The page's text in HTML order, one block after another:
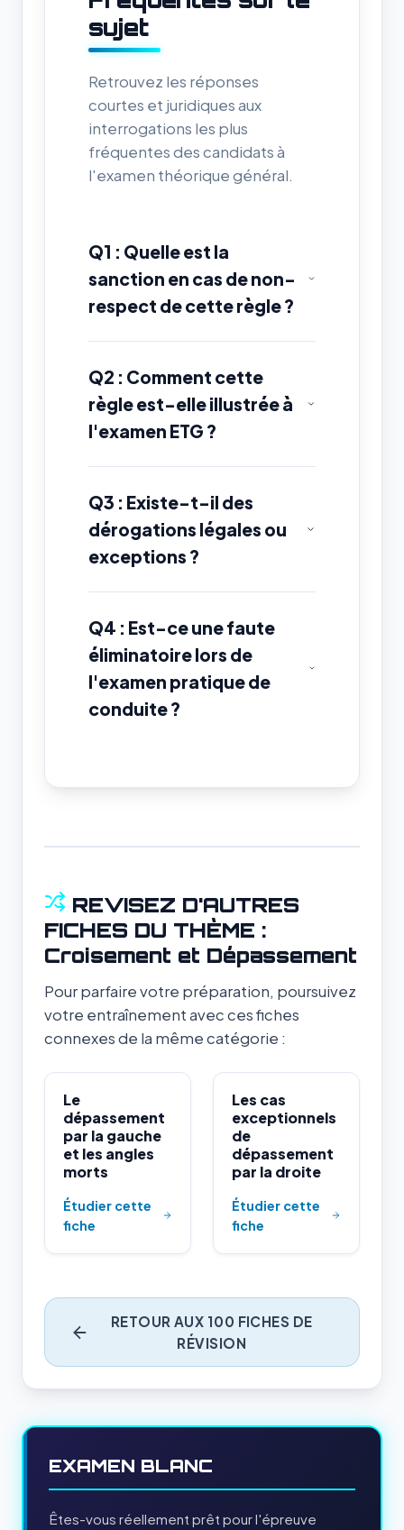
sujet
Retrouvez les réponses
courtes et juridiques aux
interrogations les plus
fréquentes des candidats à
l'examen théorique général.
Q1 : Quelle est la
sanction en cas de non-
respect de cette règle ?
Q2 : Comment cette
règle est-elle illustrée à
l'examen ETG ?
Q3 : Existe-t-il des
dérogations légales ou
exceptions ?
Q4 : Est-ce une faute
éliminatoire lors de
l'examen pratique de
conduite ?
REVISEZ D'AUTRES
FICHES DU THÈME :
Croisement et Dépassement
Pour parfaire votre préparation, poursuivez
votre entraînement avec ces fiches
connexes de la même catégorie :
Le
dépassement
par la gauche
et les angles
morts
Étudier cette
fiche
Les cas
exceptionnels
de
dépassement
par la droite
Étudier cette
fiche
RETOUR AUX 100 FICHES DE
RÉVISION
EXAMEN BLANC
Êtes-vous réellement prêt pour l'épreuve